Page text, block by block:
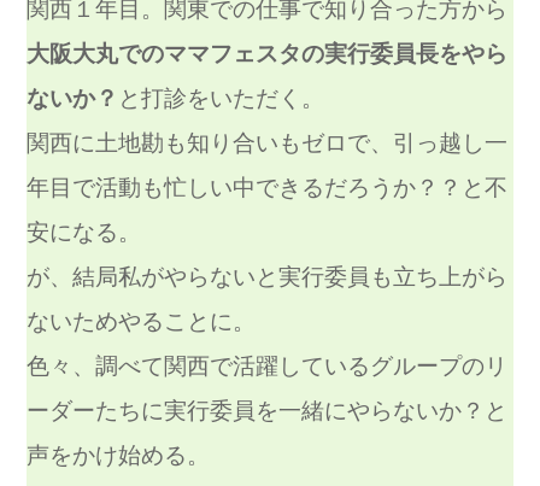
関西１年目。関東での仕事で知り合った方から
大阪大丸でのママフェスタの実行委員長をやら
ないか？ と打診をいただく。
関西に土地勘も知り合いもゼロで、引っ越し一
年目で活動も忙しい中できるだろうか？？と不
安になる。
が、結局私がやらないと実行委員も立ち上がら
ないためやることに。
色々、調べて関西で活躍しているグループのリ
ーダーたちに実行委員を一緒にやらないか？と
声をかけ始める。